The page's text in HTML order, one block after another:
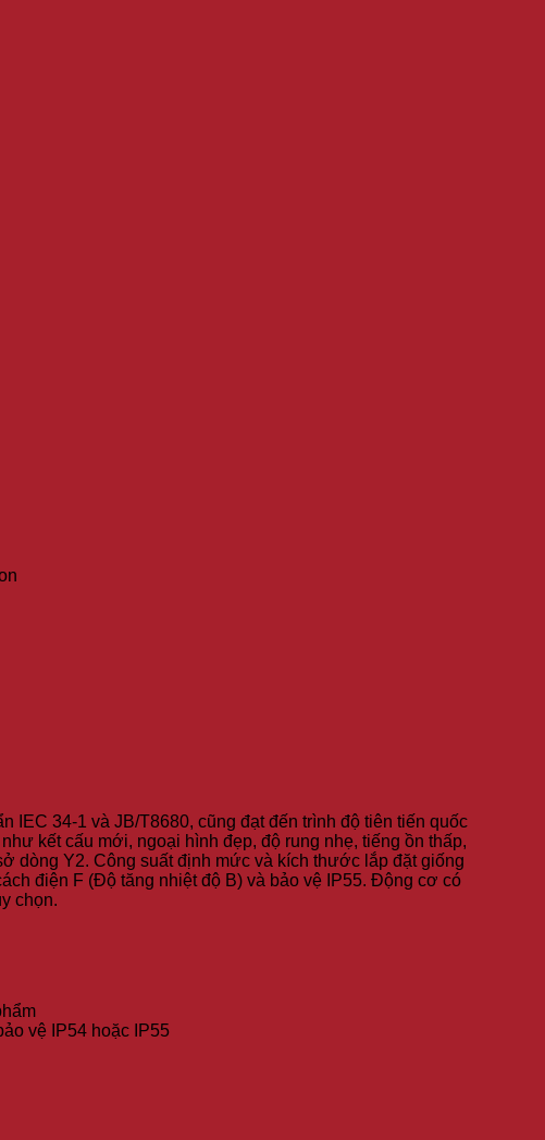
IEC 34-1 và JB/T8680, cũng đạt đến trình độ tiên tiến quốc
kết cấu mới, ngoại hình đẹp, độ rung nhẹ, tiếng ồn thấp,
dòng Y2. Công suất định mức và kích thước lắp đặt giống
điện F (Độ tăng nhiệt độ B) và bảo vệ IP55. Động cơ có
chọn.
vệ IP54 hoặc IP55